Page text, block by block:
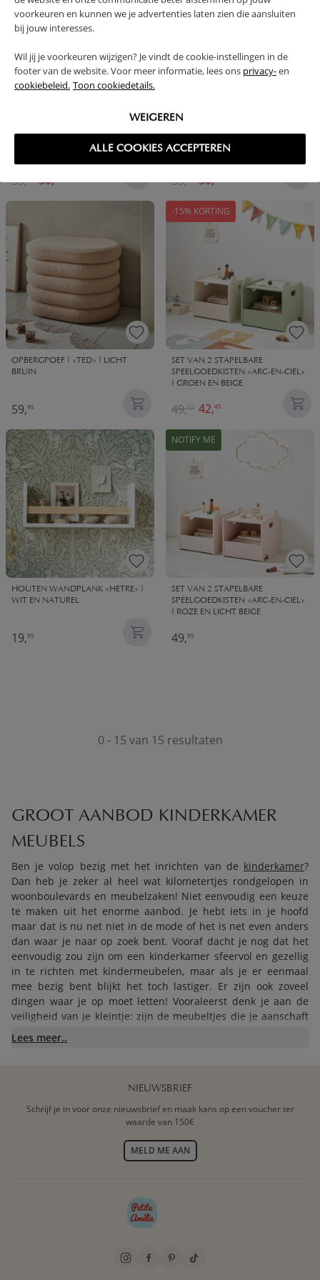
voorkeuren en kunnen we je advertenties laten zien die aansluiten
bij jouw interesses.
Wil jij je voorkeuren wijzigen? Je vindt de cookie-instellingen in de
footer van de website. Voor meer informatie, lees ons privacy-en
cookiebeleid. Toon cookiedetails.
WEIGEREN
ALLE COOKIES ACCEPTEREN
-15% KORTING
OPBERGPOEF | «TED» | BEIGE
50,
59,
-15% KORTING
OPBERGPOEF | «TED» | GROEN
50,
59,
OPBERGPOEF | «TED» | LICHT
BRUIN
59,95
-15% KORTING
SET VAN 2 STAPELBARE
SPEELGOEDKISTEN «ARC-EN-CIEL»
| GROEN EN BEIGE
42,45
49,95
HOUTEN WANDPLANK «HETRE» |
WIT EN NATUREL
19,95
NOTIFY ME
SET VAN 2 STAPELBARE
SPEELGOEDKISTEN «ARC-EN-CIEL»
| ROZE EN LICHT BEIGE
49,95
0 - 15 van 15 resultaten
GROOT AANBOD KINDERKAMER
MEUBELS
Ben je volop bezig met het inrichten van de kinderkamer?
Dan heb je zeker al heel wat kilometertjes rondgelopen in
woonboulevards en meubelzaken! Niet eenvoudig een keuze
te maken uit het enorme aanbod. Je hebt iets in je hoofd
maar dat is nu net niet in de mode of het is net even anders
dan waar je naar op zoek bent. Vooraf dacht je nog dat het
eenvoudig zou zijn om een kinderkamer sfeervol en gezellig
in te richten met kindermeubelen, maar als je er eenmaal
mee bezig bent blijkt het toch lastiger. Er zijn ook zoveel
dingen waar je op moet letten! Vooraleerst denk je aan de
veiligheid van je kleintje: zijn de meubeltjes die je aanschaft
veilig, stevig en voldoen ze aan allerlei
veiligheidsvoorschriften? Daarna wil je graag een leuk thema
kies je toch voor zachte kleuren en niet te opvallende
motieven? Passen die kindermeubeltjes daar dan wel bij?
ANDEREN MET KINDERMEUBELEN
best bij vrienden die kindermeubels hebben aangeschaft. Zij
hebben vaak al een heel traject doorlopen om tot hun keuze
te komen en kunnen jou zeker adviseren over hun
argument om een bepaald merk meubel te kopen, maar
Lees meer..
NIEUWSBRIEF
Schrijf je in voor onze nieuwsbrief en maak kans op een voucher ter
waarde van 150€
MELD ME AAN